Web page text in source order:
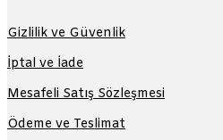
Gizlilik ve Güvenlik
İptal ve İade
Mesafeli Satış Sözleşmesi
Ödeme ve Teslimat